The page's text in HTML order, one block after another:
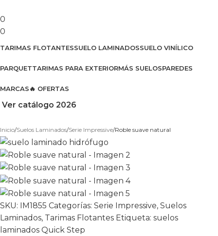
0
0
TARIMAS FLOTANTESSUELO LAMINADOSSUELO VINÍLICO
PARQUETTARIMAS PARA EXTERIORMÁS SUELOSPAREDES
MARCAS🔥 OFERTAS
Ver catálogo 2026
Inicio Suelos Laminados Serie Impressive Roble suave natural
SKU: IM1855 Categorías: Serie Impressive, Suelos
Laminados, Tarimas Flotantes Etiqueta: suelos
laminados Quick Step